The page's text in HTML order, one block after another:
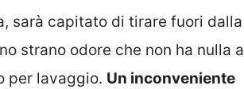
sarà capitato di tirare fuori dalla
strano odore che non ha nulla a
per lavaggio. Un inconveniente